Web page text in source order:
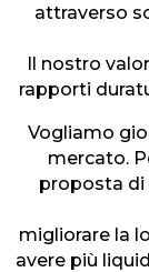
attraverso
Il nostro
rapporti
Vogliamo
mercato.
proposta di
migliorare la
avere più